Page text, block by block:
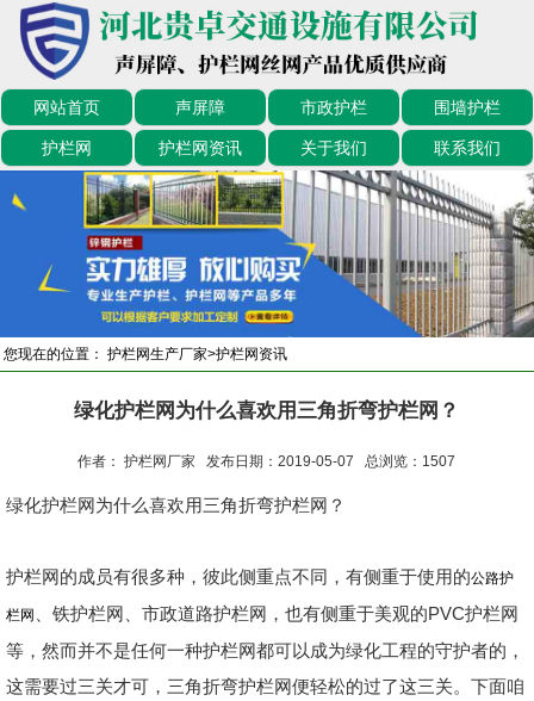
网站首页 声屏障 市政护栏 围墙护栏
护栏网 护栏网资讯 关于我们 联系我们
您现在的位置： 护栏网生产厂家>护栏网资讯
绿化护栏网为什么喜欢用三角折弯护栏网？
作者： 护栏网厂家 发布日期：2019-05-07 总浏览： 1507
绿化护栏网为什么喜欢用三角折弯护栏网？
护栏网的成员有很多种，彼此侧重点不同，有侧重于使用的公路护
栏网
、铁护栏网、市政道路护栏网，也有侧重于美观的PVC护栏网
等，然而并不是任何一种护栏网都可以成为绿化工程的守护者的，
这需要过三关才可，三角折弯护栏网便轻松的过了这三关。下面咱